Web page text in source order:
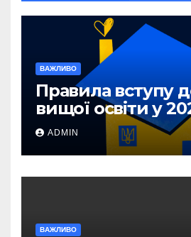
ВАЖЛИВО
Правила вступу
вищої освіти у
для абітурієнтів
прифронтових
ADMIN
ВАЖЛИВО